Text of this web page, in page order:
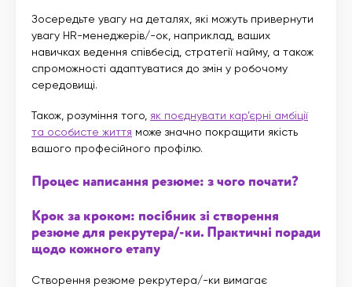
Зосередьте увагу на деталях, які можуть привернути
увагу HR-менеджерів/-ок, наприклад, ваших
навичках ведення співбесід, стратегії найму, а також
спроможності адаптуватися до змін у робочому
середовищі.
Також, розуміння того, як поєднувати кар’єрні амбіції
та особисте життя може значно покращити якість
вашого професійного профілю.
Процес написання резюме: з чого почати?
Крок за кроком: посібник зі створення
резюме для рекрутера/-ки. Практичні поради
щодо кожного етапу
Створення резюме рекрутера/-ки вимагає